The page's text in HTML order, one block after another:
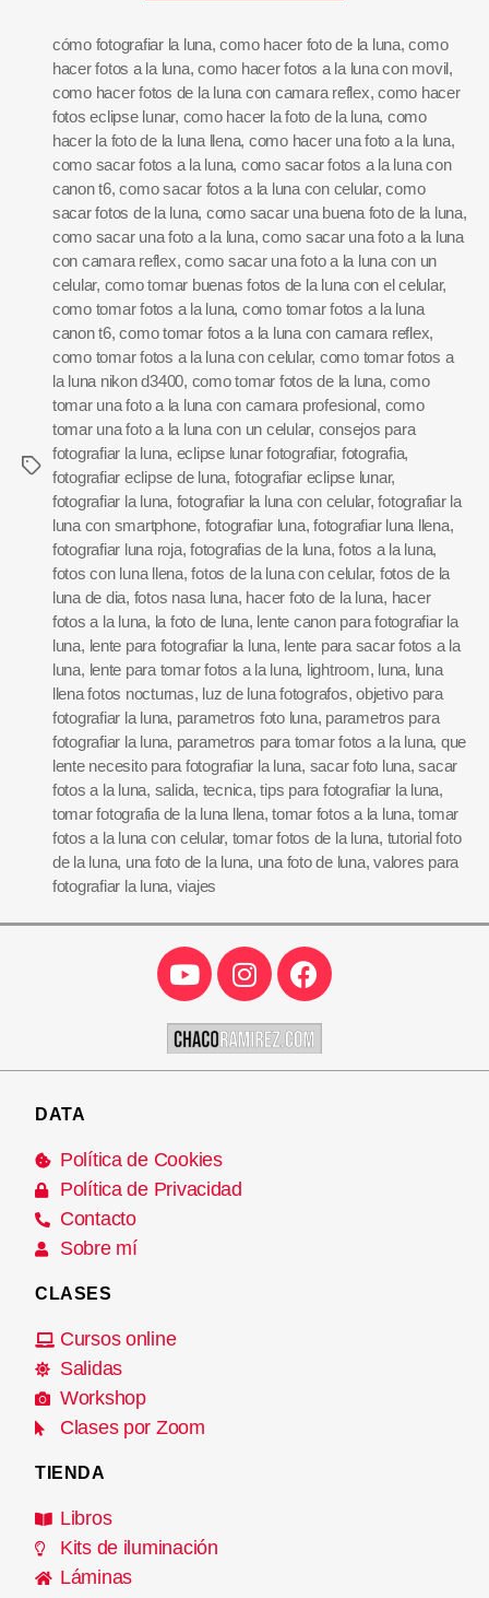
cómo fotografiar la luna,como hacer foto de la luna,como
hacer fotos a la luna,como hacer fotos a la luna con movil,
como hacer fotos de la luna con camara reflex,como hacer
fotos eclipse lunar, como hacer la foto de la luna, como
hacer la foto de la luna llena, como hacer una foto a la luna,
como sacar fotos a la luna, como sacar fotos a la luna con
canon t6,como sacar fotos a la luna con celular,como
sacar fotos de la luna, como sacar una buena foto de la luna,
como sacar una foto a la luna,como sacar una foto a la luna
con camara reflex,como sacar una foto a la luna con un
celular, como tomar buenas fotos de la luna con el celular,
como tomar fotos a la luna, como tomar fotos a la luna
canon t6,como tomar fotos a la luna con camara reflex,
como tomar fotos a la luna con celular, como tomar fotos a
la luna nikon d3400, como tomar fotos de la luna,como
tomar una foto a la luna con camara profesional, como
tomar una foto a la luna con un celular, consejos para
fotografiar la luna, eclipse lunar fotografiar, fotografia,
fotografiar eclipse de luna, fotografiar eclipse lunar,
fotografiar la luna, fotografiar la luna con celular,fotografiar la
luna con smartphone, fotografiar luna,fotografiar luna llena,
fotografiar luna roja,fotografias de la luna,fotos a la luna,
fotos con luna llena,fotos de la luna con celular, fotos de la
luna de dia, fotos nasa luna, hacer foto de la luna, hacer
fotos a la luna, la foto de luna, lente canon para fotografiar la
luna, lente para fotografiar la luna, lente para sacar fotos a la
luna, lente para tomar fotos a la luna, lightroom, luna, luna
llena fotos nocturnas, luz de luna fotografos,objetivo para
fotografiar la luna, parametros foto luna, parametros para
fotografiar la luna, parametros para tomar fotos a la luna, que
lente necesito para fotografiar la luna, sacar foto luna,sacar
fotos a la luna, salida, tecnica,tips para fotografiar la luna,
tomar fotografia de la luna llena,tomar fotos a la luna,tomar
fotos a la luna con celular, tomar fotos de la luna, tutorial foto
de la luna, una foto de la luna, una foto de luna,valores para
fotografiar la luna, viajes
DATA
Política de Cookies
Política de Privacidad
Contacto
Sobre mí
CLASES
Cursos online
Salidas
Workshop
Clases por Zoom
TIENDA
Libros
Kits de iluminación
Láminas